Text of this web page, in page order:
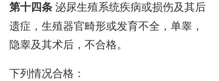
第十四条泌尿生殖系统疾病或损伤及其后
遗症，生殖器官畸形或发育不全，单睾，
隐睾及其术后，不合格。
下列情况合格：